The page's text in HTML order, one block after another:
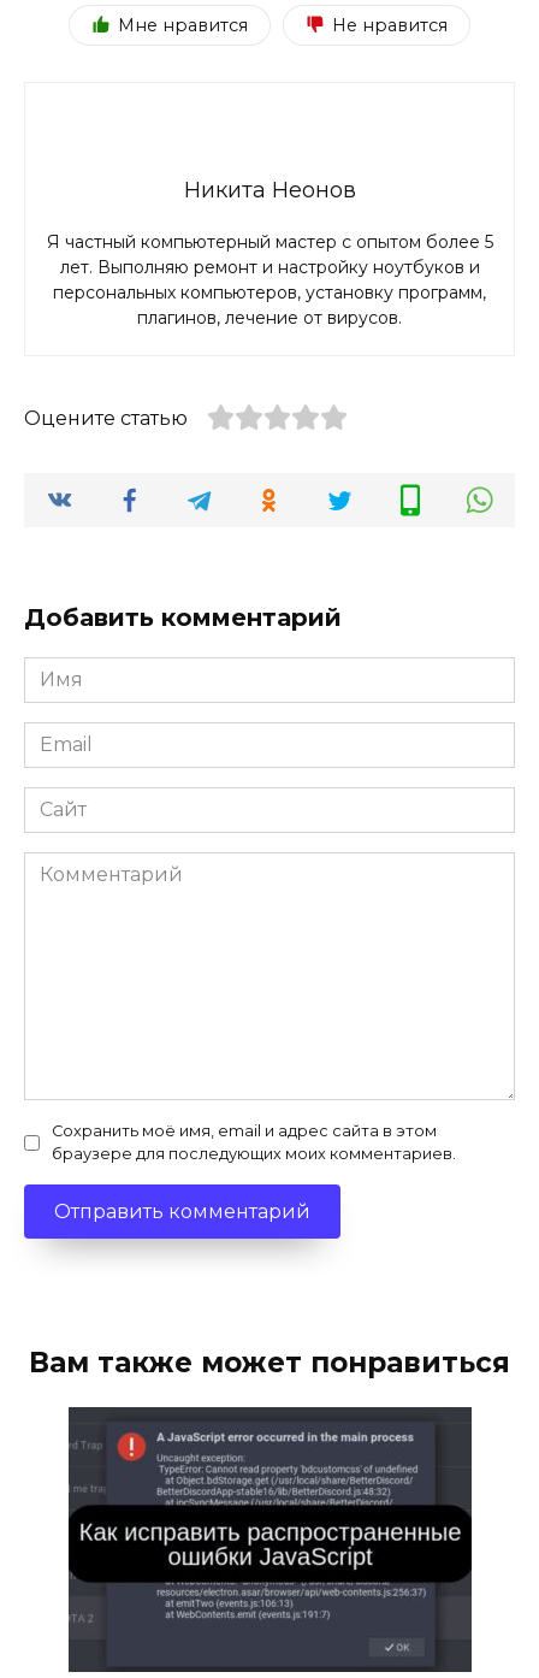
Мне нравится Не нравится
Никита Неонов
Я частный компьютерный мастер с опытом более 5
лет. Выполняю ремонт и настройку ноутбуков и
персональных компьютеров, установку программ,
плагинов, лечение от вирусов.
Оцените статью
Добавить комментарий
Имя
*
Email
*
Сайт
Комментарий
Сохранить моё имя, email и адрес сайта в этом
браузере для последующих моих комментариев.
Вам также может понравиться